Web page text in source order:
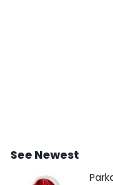
See Newest